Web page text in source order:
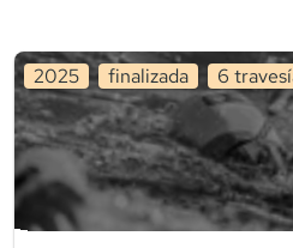
2025 finalizada 6